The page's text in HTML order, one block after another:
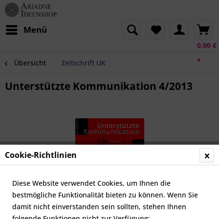
Menü
0,00 €
*
Übersicht Zeitschrift UK
Unterstützte Kommunikation 4/2013
Cookie-Richtlinien
Diese Website verwendet Cookies, um Ihnen die
bestmögliche Funktionalität bieten zu können. Wenn Sie
damit nicht einverstanden sein sollten, stehen Ihnen